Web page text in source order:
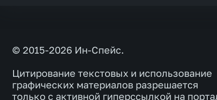
© 2015-2026 Ин-Спейс.
Цитирование текстовых и использование
графических материалов разрешается
только с активной гиперссылкой на